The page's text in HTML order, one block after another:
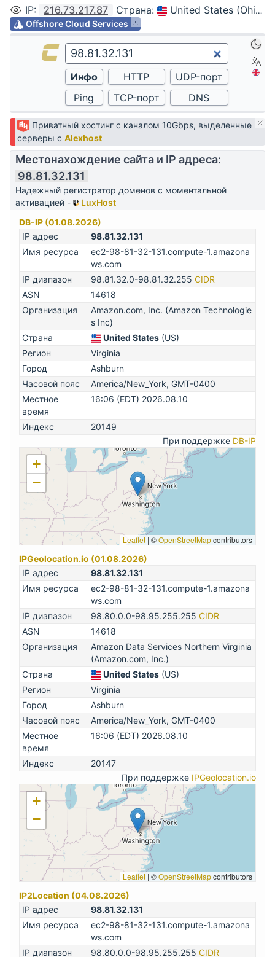
IP: 216.73.217.87 Страна: United States (Ohio, Columbus)
Offshore Cloud Services
Приватный хостинг с каналом 10Gbps, выделенные
серверы с Alexhost
Местонахождение сайта и IP адреса:
98.81.32.131
Надежный регистратор доменов с моментальной
активацией -
LuxHost
DB-IP (01.08.2026)
IP адрес
98.81.32.131
Имя ресурса
ec2-98-81-32-131.compute-1.amazona
ws.com
IP диапазон
98.81.32.0-98.81.32.255 CIDR
ASN
14618
Организация
Amazon.com, Inc. (Amazon Technologie
s Inc)
Страна
United States (US)
Регион
Virginia
Город
Ashburn
Часовой пояс
America/New_York, GMT-0400
Местное
время
16:06 (EDT) 2026.08.10
Индекс
20149
При поддержке DB-IP
+
−
Leaflet | ©OpenStreetMapcontributors
IPGeolocation.io (01.08.2026)
IP адрес
98.81.32.131
Имя ресурса
ec2-98-81-32-131.compute-1.amazona
ws.com
IP диапазон
98.80.0.0-98.95.255.255 CIDR
ASN
14618
Организация
Amazon Data Services Northern Virginia
(Amazon.com, Inc.)
Страна
United States (US)
Регион
Virginia
Город
Ashburn
Часовой пояс
America/New_York, GMT-0400
Местное
время
16:06 (EDT) 2026.08.10
Индекс
20147
При поддержке IPGeolocation.io
+
−
Leaflet | ©OpenStreetMapcontributors
IP2Location (04.08.2026)
IP адрес
98.81.32.131
Имя ресурса
ec2-98-81-32-131.compute-1.amazona
ws.com
IP диапазон
98.80.0.0-98.95.255.255 CIDR